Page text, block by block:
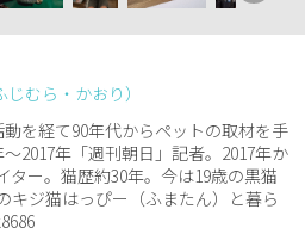
むら・かおり）
を経て90年代からペットの取材を手
2017年「週刊朝日」記者。2017年か
ター。猫歴約30年。今は19歳の黒猫
キジ猫はっぴー（ふまたん）と暮ら